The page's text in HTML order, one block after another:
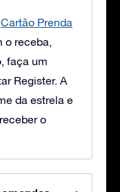
Cartão Prenda
o receba,
faça um
Register. A
da estrela e
o